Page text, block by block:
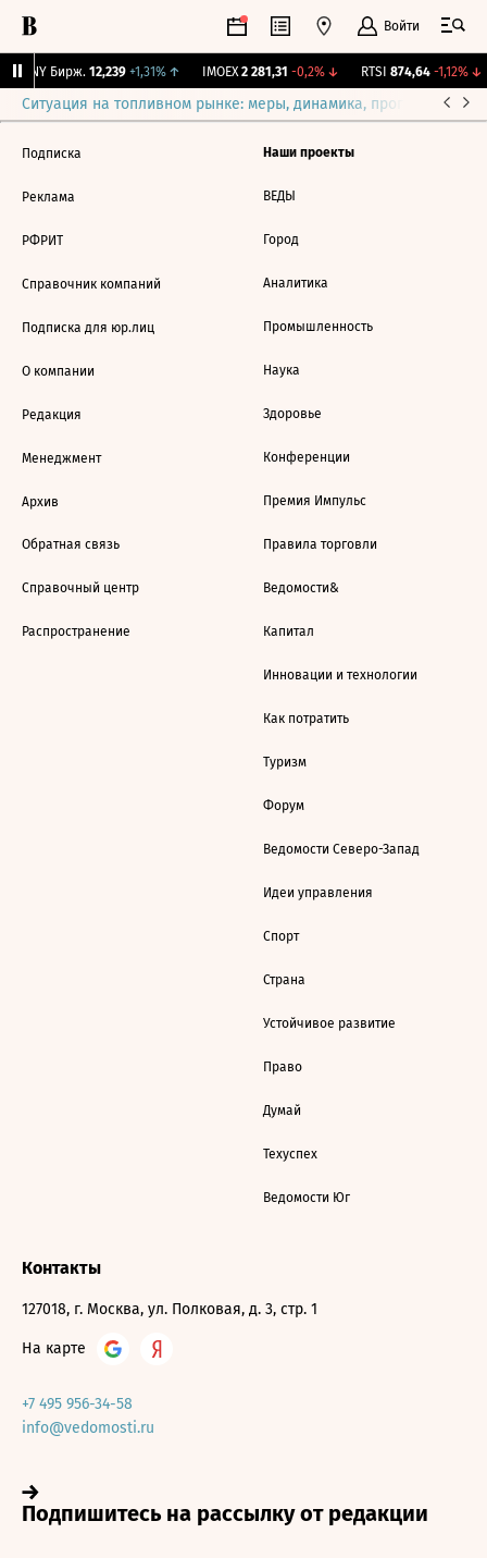
Войти
CNY Бирж. 12,239 +1,31%↑ IMOEX 2 281,31 -0,2%↓ RTSI 874,64 -1,12%↓
Ситуация на топливном рынке: меры, динамика, прогнозы
Подписка
Реклама
РФРИТ
Справочник компаний
Подписка для юр.лиц
О компании
Редакция
Менеджмент
Архив
Обратная связь
Справочный центр
Распространение
Наши проекты
ВЕДЫ
Город
Аналитика
Промышленность
Наука
Здоровье
Конференции
Премия Импульс
Правила торговли
Ведомости&
Капитал
Инновации и технологии
Как потратить
Туризм
Форум
Ведомости Северо-Запад
Идеи управления
Спорт
Страна
Устойчивое развитие
Право
Думай
Техуспех
Ведомости Юг
Контакты
127018, г. Москва, ул. Полковая, д. 3, стр. 1
На карте
+7 495 956-34-58
info@vedomosti.ru